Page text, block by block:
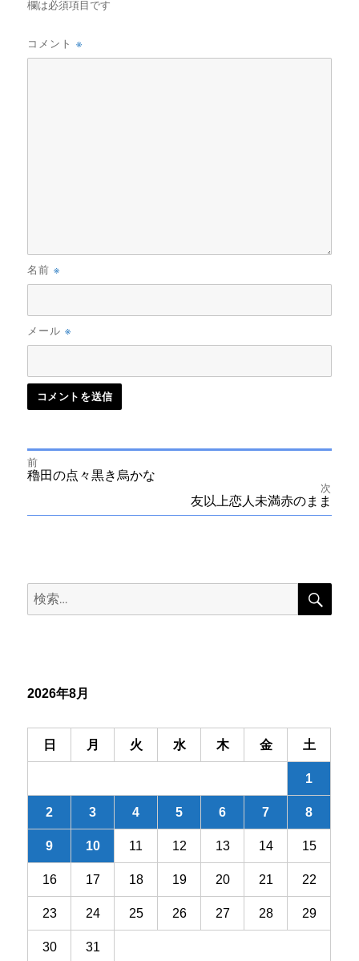
欄は必須項目です
コメント※
名前※
メール※
投
ゲ
ン
前
前
の
穭田の点々黒き烏かな
次
友以上恋人未満赤のまま
検
索:
検
2026年8月
日 月 火 水 木 金 土
1
2 3 4 5 6 7 8
9 10 11 12 13 14 15
16 17 18 19 20 21 22
23 24 25 26 27 28 29
30 31